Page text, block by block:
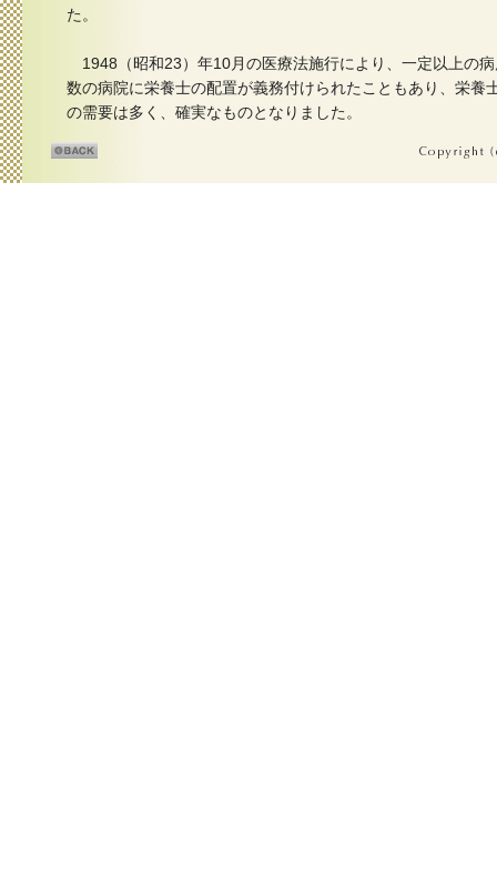
た。
1948（昭和23）年10月の医療法施行により、一定以上の
数の病院に栄養士の配置が義務付けられたこともあり、栄養
の需要は多く、確実なものとなりました。